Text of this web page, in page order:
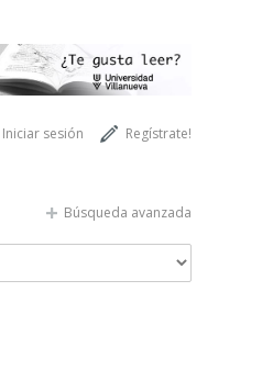
Regístrate!
Iniciar sesión
Búsqueda avanzada